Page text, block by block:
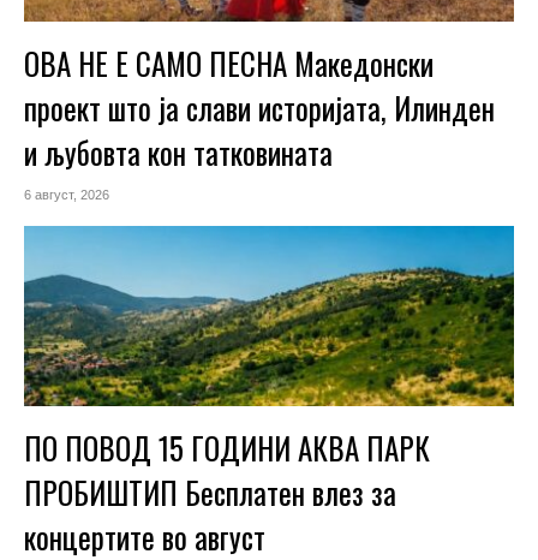
ОВА НЕ Е САМО ПЕСНА Македонски
проект што ја слави историјата, Илинден
и љубовта кон татковината
6 август, 2026
ПО ПОВОД 15 ГОДИНИ АКВА ПАРК
ПРОБИШТИП Бесплатен влез за
концертите во август